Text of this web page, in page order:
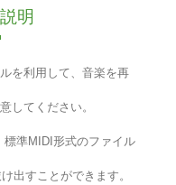
明
を利用して、音楽を再
してください。
準MIDI形式のファイル
出すことができます。